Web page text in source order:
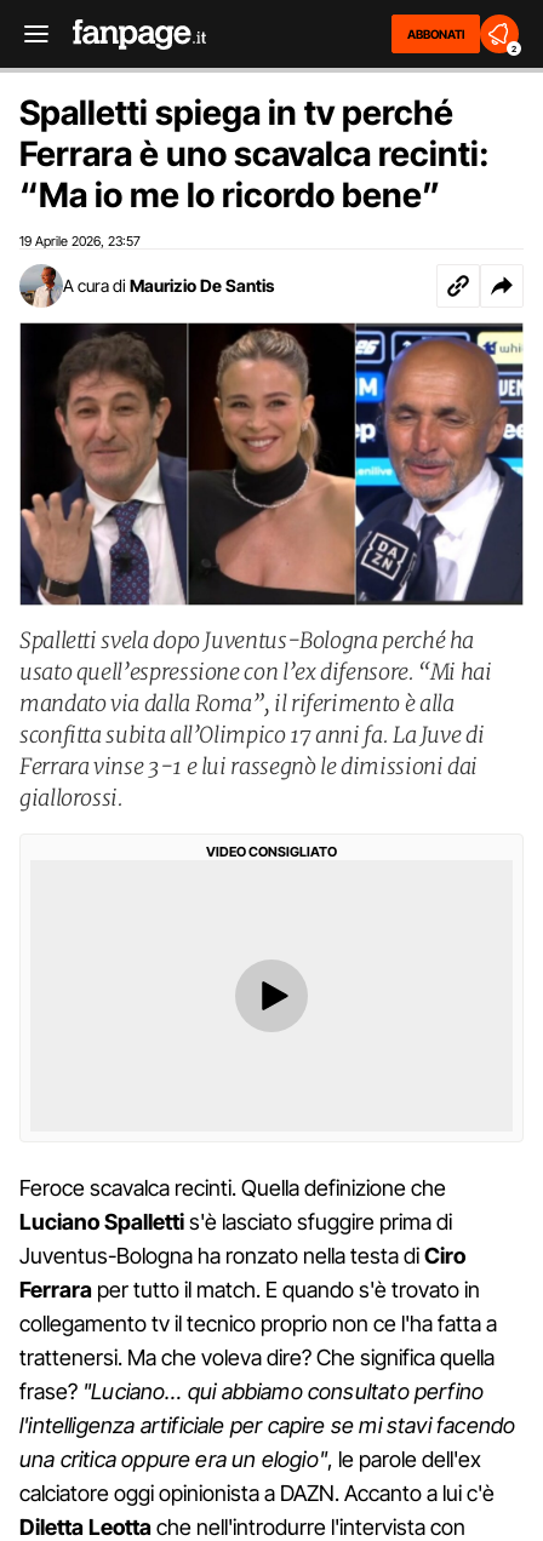
ABBONATI
2
Spalletti spiega in tv perché
Ferrara è uno scavalca recinti:
“Ma io me lo ricordo bene”
19 Aprile 2026 23:57
A cura di Maurizio De Santis
Spalletti svela dopo Juventus-Bologna perché ha
usato quell’espressione con l’ex difensore. “Mi hai
mandato via dalla Roma”, il riferimento è alla
sconfitta subita all’Olimpico 17 anni fa. La Juve di
Ferrara vinse 3-1 e lui rassegnò le dimissioni dai
giallorossi.
VIDEO CONSIGLIATO
Feroce scavalca recinti. Quella definizione che
Luciano Spallettis'è lasciato sfuggire prima di
Juventus-Bologna ha ronzato nella testa diCiro
Ferrara per tutto il match. E quando s'è trovato in
collegamento tv il tecnico proprio non ce l'ha fatta a
trattenersi. Ma che voleva dire? Che significa quella
frase? "Luciano… qui abbiamo consultato perfino
l'intelligenza artificiale per capire se mi stavi facendo
una critica oppure era un elogio", le parole dell'ex
calciatore oggi opinionista a DAZN. Accanto a lui c'è
Diletta Leottache nell'introdurre l'intervista con